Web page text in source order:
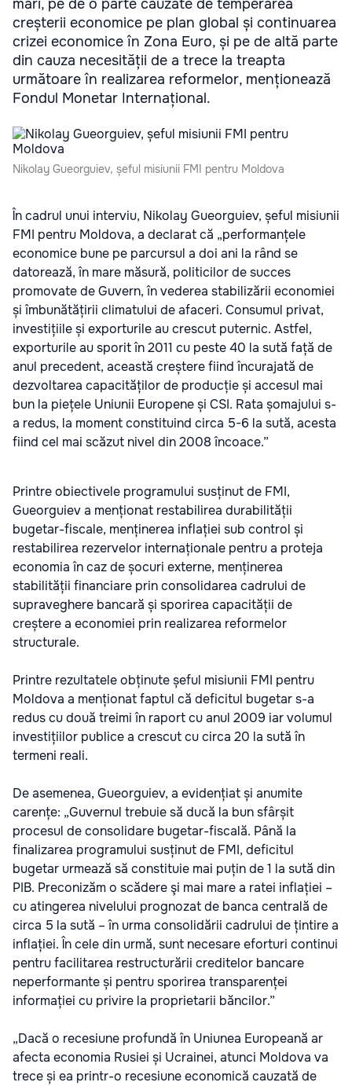
mari, pe de o parte cauzate de temperarea
creșterii economice pe plan global și continuarea
crizei economice în Zona Euro, și pe de altă parte
din cauza necesității de a trece la treapta
următoare în realizarea reformelor, menționează
Fondul Monetar Internațional.
Nikolay Gueorguiev, șeful misiunii FMI pentru Moldova
În cadrul unui interviu, Nikolay Gueorguiev, șeful misiunii
FMI pentru Moldova, a declarat că „performanțele
economice bune pe parcursul a doi ani la rând se
datorează, în mare măsură, politicilor de succes
promovate de Guvern, în vederea stabilizării economiei
și îmbunătățirii climatului de afaceri. Consumul privat,
investițiile și exporturile au crescut puternic. Astfel,
exporturile au sporit în 2011 cu peste 40 la sută față de
anul precedent, această creștere fiind încurajată de
dezvoltarea capacităților de producție și accesul mai
bun la piețele Uniunii Europene și CSI. Rata șomajului s-
a redus, la moment constituind circa 5-6 la sută, acesta
fiind cel mai scăzut nivel din 2008 încoace.”
Printre obiectivele programului susținut de FMI,
Gueorguiev a menționat restabilirea durabilității
bugetar-fiscale, menținerea inflației sub control și
restabilirea rezervelor internaționale pentru a proteja
economia în caz de șocuri externe, menținerea
stabilității financiare prin consolidarea cadrului de
supraveghere bancară și sporirea capacității de
creștere a economiei prin realizarea reformelor
structurale.
Printre rezultatele obținute șeful misiunii FMI pentru
Moldova a menționat faptul că deficitul bugetar s-a
redus cu două treimi în raport cu anul 2009 iar volumul
investițiilor publice a crescut cu circa 20 la sută în
termeni reali.
De asemenea, Gueorguiev, a evidențiat și anumite
carențe: „Guvernul trebuie să ducă la bun sfârșit
procesul de consolidare bugetar-fiscală. Până la
finalizarea programului susținut de FMI, deficitul
bugetar urmează să constituie mai puțin de 1 la sută din
PIB. Preconizăm o scădere şi mai mare a ratei inflației –
cu atingerea nivelului prognozat de banca centrală de
circa 5 la sută – în urma consolidării cadrului de țintire a
inflației. În cele din urmă, sunt necesare eforturi continui
pentru facilitarea restructurării creditelor bancare
neperformante și pentru sporirea transparenței
informației cu privire la proprietarii băncilor.”
„Dacă o recesiune profundă în Uniunea Europeană ar
afecta economia Rusiei și Ucrainei, atunci Moldova va
trece și ea printr-o recesiune economică cauzată de